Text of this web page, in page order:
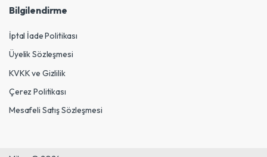
Bilgilendirme
İptal İade Politikası
Üyelik Sözleşmesi
KVKK ve Gizlilik
Çerez Politikası
Mesafeli Satış Sözleşmesi